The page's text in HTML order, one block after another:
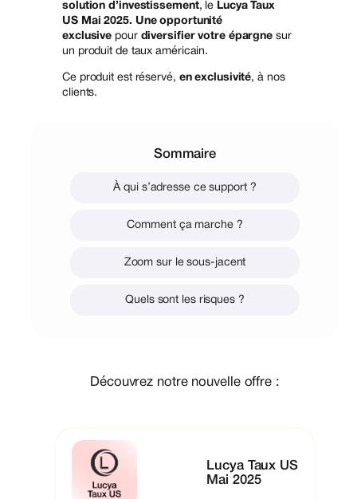
solution d’investissement, le Lucya Taux
US Mai 2025. Une opportunité
exclusive pour diversifier votre épargne sur
un produit de taux américain.
Ce produit est réservé, en exclusivité, à nos
clients.
Sommaire
À qui s’adresse ce support ?
Comment ça marche ?
Zoom sur le sous-jacent
Quels sont les risques ?
Découvrez notre nouvelle offre :
Lucya Taux US
Mai 2025